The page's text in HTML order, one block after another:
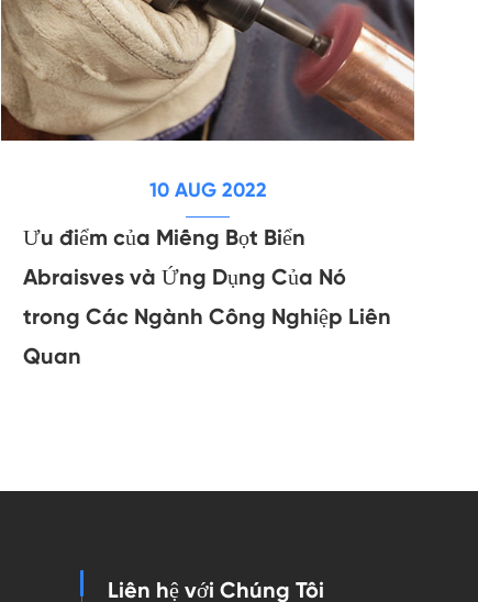
10 AUG 2022
Ưu điểm của Miếng Bọt Biển
Abraisves và Ứng Dụng Của Nó
trong Các Ngành Công Nghiệp Liên
Quan
Liên hệ với Chúng Tôi